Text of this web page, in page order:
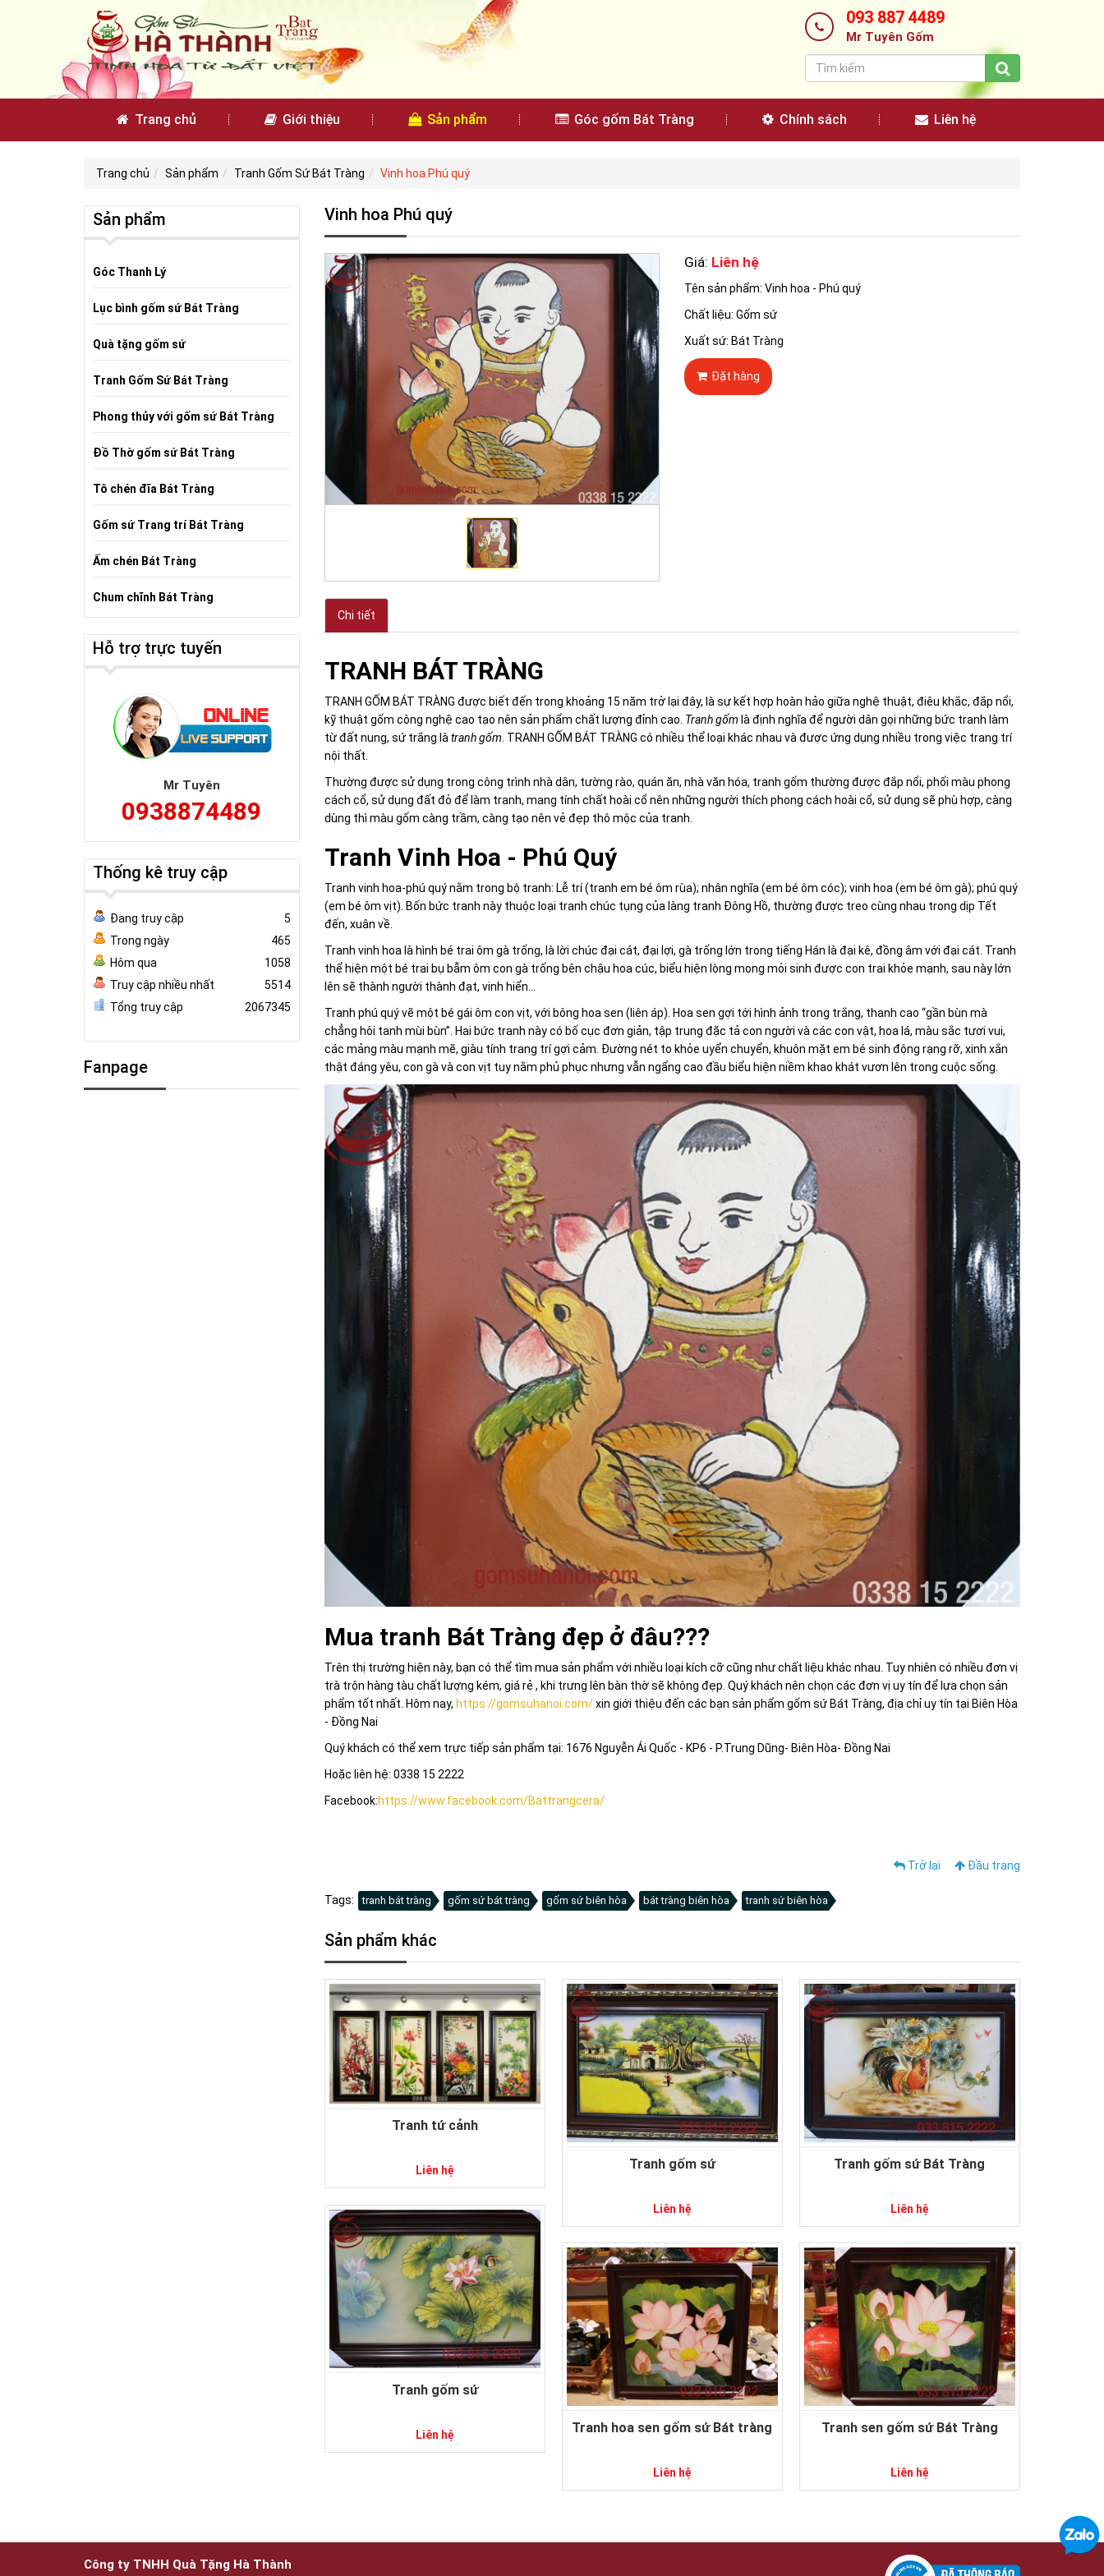
093 887 4489
Mr Tuyên Gốm
Trang chủ Giới thiệu Sản phẩm Góc gốm Bát Tràng Chính sách Liên hệ
Trang chủ Sản phẩm Tranh Gốm Sứ Bát Tràng Vinh hoa Phú quý
Vinh hoa Phú quý
Giá: Liên hệ
Tên sản phẩm: Vinh hoa - Phú quý
Chất liệu: Gốm sứ
Xuất sứ: Bát Tràng
Đặt hàng
Chi tiết
TRANH BÁT TRÀNG
TRANH GỐM BÁT TRÀNG được biết đến trong khoảng 15 năm trở lại đây, là sự kết hợp hoàn hảo giữa nghệ thuật, điêu khắc, đắp nổi,
kỹ thuật gốm công nghệ cao tạo nên sản phẩm chất lượng đỉnh cao. Tranh gốm là định nghĩa để người dân gọi những bức tranh làm
từ đất nung, sứ trắng là tranh gốm . TRANH GỐM BÁT TRÀNG có nhiều thể loại khác nhau và được ứng dụng nhiều trong việc trang trí
nội thất.
Thường được sử dụng trong công trình nhà dân, tường rào, quán ăn, nhà văn hóa, tranh gốm thường được đắp nổi, phối màu phong
cách cổ, sử dụng đất đỏ để làm tranh, mang tính chất hoài cổ nên những người thích phong cách hoài cổ, sử dụng sẽ phù hợp, càng
dùng thì màu gốm càng trầm, càng tạo nên vẻ đẹp thô mộc của tranh.
Tranh Vinh Hoa - Phú Quý
Tranh vinh hoa-phú quý nằm trong bộ tranh: Lễ trí (tranh em bé ôm rùa); nhân nghĩa (em bé ôm cóc); vinh hoa (em bé ôm gà); phú quý
(em bé ôm vịt). Bốn bức tranh này thuộc loại tranh chúc tụng của làng tranh Đông Hồ, thường được treo cùng nhau trong dịp Tết
đến, xuân về.
Tranh vinh hoa là hình bé trai ôm gà trống, là lời chúc đại cát, đại lợi, gà trống lớn trong tiếng Hán là đại kê, đồng âm với đại cát. Tranh
thể hiện một bé trai bụ bẫm ôm con gà trống bên chậu hoa cúc, biểu hiện lòng mong mỏi sinh được con trai khỏe mạnh, sau này lớn
lên sẽ thành người thành đạt, vinh hiển...
Tranh phú quý vẽ một bé gái ôm con vịt, với bông hoa sen (liên áp). Hoa sen gợi tới hình ảnh trong trắng, thanh cao “gần bùn mà
chẳng hôi tanh mùi bùn”. Hai bức tranh này có bố cục đơn giản, tập trung đặc tả con người và các con vật, hoa lá, màu sắc tươi vui,
các mảng màu mạnh mẽ, giàu tính trang trí gợi cảm. Đường nét to khỏe uyển chuyển, khuôn mặt em bé sinh động rạng rỡ, xinh xắn
thật đáng yêu, con gà và con vịt tuy nằm phủ phục nhưng vẫn ngẩng cao đầu biểu hiện niềm khao khát vươn lên trong cuộc sống.
Mua tranh Bát Tràng đẹp ở đâu???
Trên thị trường hiện này, bạn có thể tìm mua sản phẩm với nhiều loại kích cỡ cũng như chất liệu khác nhau. Tuy nhiên có nhiều đơn vị
trà trộn hàng tàu chất lượng kém, giá rẻ , khi trưng lên bàn thờ sẽ không đẹp. Quý khách nên chọn các đơn vị uy tín để lựa chọn sản
phẩm tốt nhất. Hôm nay, https://gomsuhanoi.com/xin giới thiệu đến các bạn sản phẩm gốm sứ Bát Tràng, địa chỉ uy tín tại Biên Hòa
- Đồng Nai
Quý khách có thể xem trực tiếp sản phẩm tại: 1676 Nguyễn Ái Quốc - KP6 - P.Trung Dũng- Biên Hòa- Đồng Nai
Hoặc liên hệ: 0338 15 2222
Facebook:https://www.facebook.com/Battrangcera/
Trở lại Đầu trang
Tags: tranh bát tràng gốm sứ bát tràng gốm sứ biên hòa bát tràng biên hòa tranh sứ biên hòa
Sản phẩm khác
Tranh tứ cảnh
Liên hệ Tranh gốm sứ
Liên hệ
Tranh gốm sứ Bát Tràng
Liên hệ
Tranh gốm sứ
Liên hệ Tranh hoa sen gốm sứ Bát tràng
Liên hệ
Tranh sen gốm sứ Bát Tràng
Liên hệ
Sản phẩm
Góc Thanh Lý
Lục bình gốm sứ Bát Tràng
Quà tặng gốm sứ
Tranh Gốm Sứ Bát Tràng
Phong thủy với gốm sứ Bát Tràng
Đồ Thờ gốm sứ Bát Tràng
Tô chén đĩa Bát Tràng
Gốm sứ Trang trí Bát Tràng
Ấm chén Bát Tràng
Chum chĩnh Bát Tràng
Hỗ trợ trực tuyến
Mr Tuyên
0938874489
Thống kê truy cập
Đang truy cập
5
Trong ngày
465
Hôm qua
1058
Truy cập nhiều nhất
5514
Tổng truy cập
2067345
Fanpage
Công ty TNHH Quà Tặng Hà Thành